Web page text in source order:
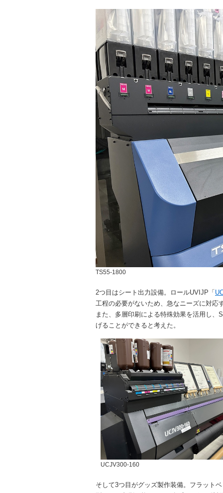
TS55-1800
2つ目はシート出力設備。ロールUVIJP「
工程の必要がないため、急なニーズに対応
また、多層印刷による特殊効果を活用し
げることができると考えた。
UCJV300-160
そして3つ目がグッズ製作装備。フラット